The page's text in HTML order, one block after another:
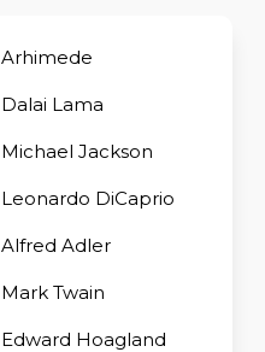
Arhimede
Dalai Lama
Michael Jackson
Leonardo DiCaprio
Alfred Adler
Mark Twain
Edward Hoagland